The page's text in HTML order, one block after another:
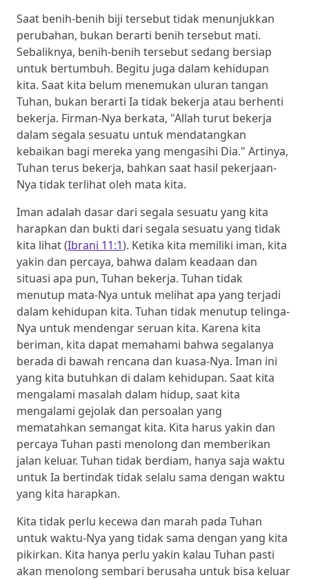
Saat benih-benih biji tersebut tidak menunjukkan
perubahan, bukan berarti benih tersebut mati.
Sebaliknya, benih-benih tersebut sedang bersiap
untuk bertumbuh. Begitu juga dalam kehidupan
kita. Saat kita belum menemukan uluran tangan
Tuhan, bukan berarti Ia tidak bekerja atau berhenti
bekerja. Firman-Nya berkata, "Allah turut bekerja
dalam segala sesuatu untuk mendatangkan
kebaikan bagi mereka yang mengasihi Dia." Artinya,
Tuhan terus bekerja, bahkan saat hasil pekerjaan-
Nya tidak terlihat oleh mata kita.
Iman adalah dasar dari segala sesuatu yang kita
harapkan dan bukti dari segala sesuatu yang tidak
kita lihat (Ibrani 11:1). Ketika kita memiliki iman, kita
yakin dan percaya, bahwa dalam keadaan dan
situasi apa pun, Tuhan bekerja. Tuhan tidak
menutup mata-Nya untuk melihat apa yang terjadi
dalam kehidupan kita. Tuhan tidak menutup telinga-
Nya untuk mendengar seruan kita. Karena kita
beriman, kita dapat memahami bahwa segalanya
berada di bawah rencana dan kuasa-Nya. Iman ini
yang kita butuhkan di dalam kehidupan. Saat kita
mengalami masalah dalam hidup, saat kita
mengalami gejolak dan persoalan yang
mematahkan semangat kita. Kita harus yakin dan
percaya Tuhan pasti menolong dan memberikan
jalan keluar. Tuhan tidak berdiam, hanya saja waktu
untuk Ia bertindak tidak selalu sama dengan waktu
yang kita harapkan.
Kita tidak perlu kecewa dan marah pada Tuhan
untuk waktu-Nya yang tidak sama dengan yang kita
pikirkan. Kita hanya perlu yakin kalau Tuhan pasti
akan menolong sembari berusaha untuk bisa keluar